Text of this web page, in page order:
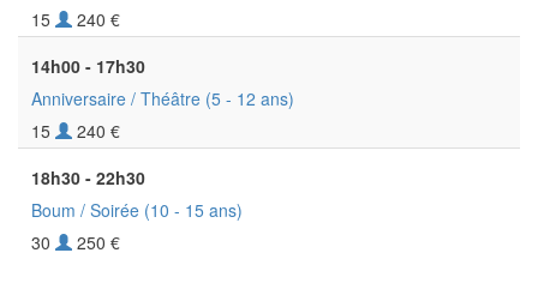
15
240 €
14h00 - 17h30
Anniversaire / Théâtre (5 - 12 ans)
15
240 €
18h30 - 22h30
Boum / Soirée (10 - 15 ans)
30
250 €